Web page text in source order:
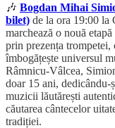
🎶 Bogdan Mihai
bilet) de la ora 19:00 la
marchează o nouă
prin prezența trompetei,
îmbogățește universul
Râmnicu-Vâlcea,
doar 15 ani,
muzicii lăutărești
căutarea cântecelor
tradiției.